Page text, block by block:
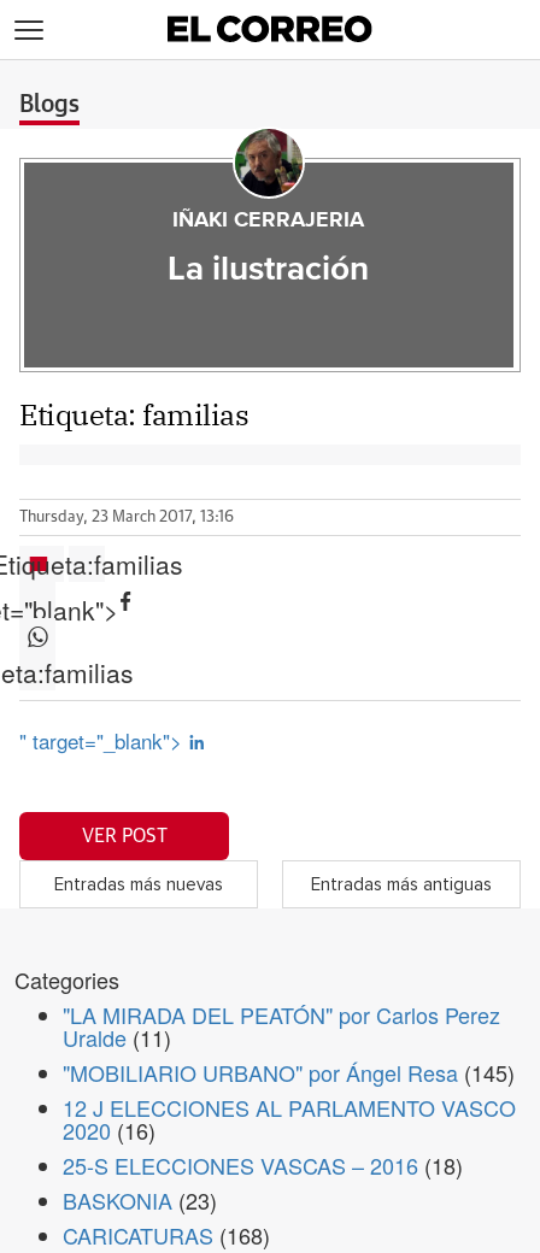
Blogs
IÑAKI CERRAJERIA
La ilustración
Etiqueta: familias
Thursday, 23 March 2017, 13:16
familias
familias
" target="_blank">
VER POST
Entradas más nuevas Entradas más antiguas
Categories
"LA MIRADA DEL PEATÓN" por Carlos Perez
Uralde (11)
"MOBILIARIO URBANO" por Ángel Resa (145)
12 J ELECCIONES AL PARLAMENTO VASCO
2020 (16)
25-S ELECCIONES VASCAS – 2016 (18)
BASKONIA (23)
CARICATURAS (168)